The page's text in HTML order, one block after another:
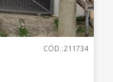
CÓD.:211734